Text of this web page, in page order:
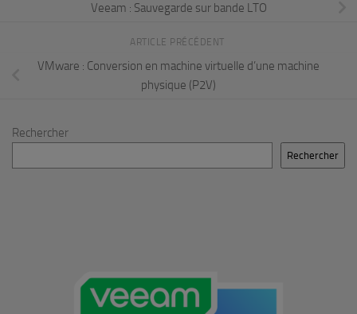
Veeam : Sauvegarde sur bande LTO
ARTICLE PRÉCÉDENT
VMware : Conversion en machine virtuelle d’une machine
physique (P2V)
Rechercher
Rechercher